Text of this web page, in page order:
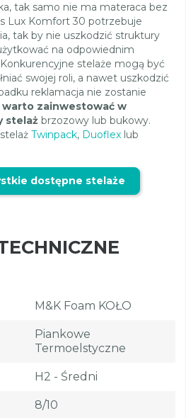
tak samo nie ma materaca bez
Lux Komfort 30 potrzebuje
tak by nie uszkodzić struktury
na odpowiednim
stelaże mogą być
swojej roli, a nawet uszkodzić
reklamacja nie zostanie
warto zainwestować w
stelaż brzozowy lub bukowy.
Twinpack, Duoflex lub
dostępne stelaże
M&K Foam KOŁO
Piankowe
Termoelstyczne
H2 - Średni
8/10